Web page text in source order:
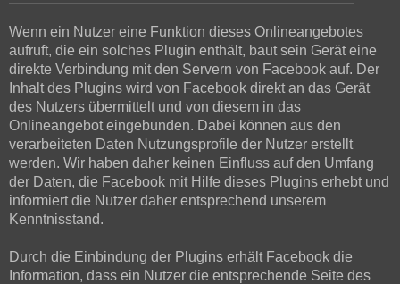
Wenn ein Nutzer eine Funktion dieses Onlineangebotes
aufruft, die ein solches Plugin enthält, baut sein Gerät eine
direkte Verbindung mit den Servern von Facebook auf. Der
Inhalt des Plugins wird von Facebook direkt an das Gerät
des Nutzers übermittelt und von diesem in das
Onlineangebot eingebunden. Dabei können aus den
verarbeiteten Daten Nutzungsprofile der Nutzer erstellt
werden. Wir haben daher keinen Einfluss auf den Umfang
der Daten, die Facebook mit Hilfe dieses Plugins erhebt und
informiert die Nutzer daher entsprechend unserem
Kenntnisstand.
Durch die Einbindung der Plugins erhält Facebook die
Information, dass ein Nutzer die entsprechende Seite des